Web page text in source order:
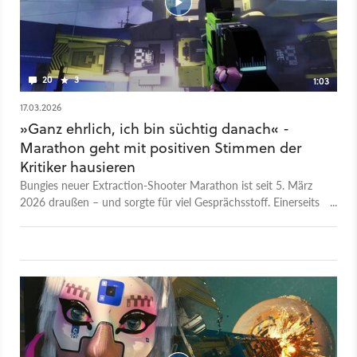
20 3
1:03
17.03.2026
»Ganz ehrlich, ich bin süchtig danach« -
Marathon geht mit positiven Stimmen der
Kritiker hausieren
Bungies neuer Extraction-Shooter Marathon ist seit 5. März
2026 draußen – und sorgte für viel Gesprächsstoff. Einerseits
rühmen die Entwickler jetzt mit einigen Aussagen von
Kritikern und Influencern. So heißt es vom US-Magazin
Kotaku »Ich kann nicht aufhören, Marathon zu spielen«, der
ehemalige E-Sportler und Content Creator wird zitiert mit »Ich
will ganz ehrlich sein, ich bin süchtig danach«. Nicht alle